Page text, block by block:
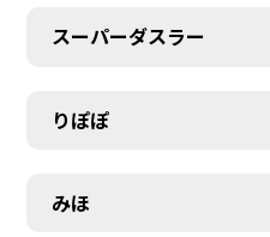
スーパーダスラー
りぽぽ
みほ